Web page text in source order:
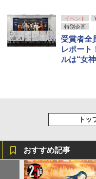
イベント
特別企画
受賞者全
レポート
ルは“女
トッ
おすすめ記事